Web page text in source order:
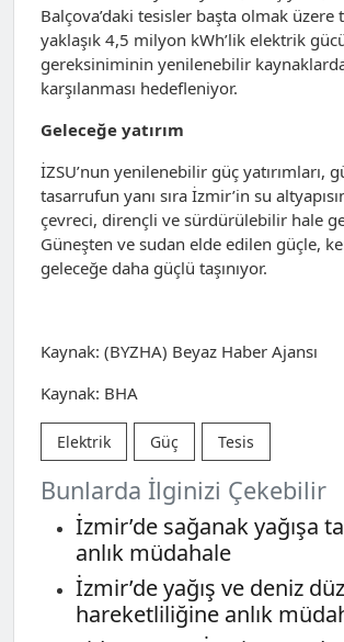
Balçova’daki tesisler başta olmak üzere
yaklaşık 4,5 milyon kWh’lik elektrik
gereksiniminin yenilenebilir
karşılanması hedefleniyor.
Geleceğe yatırım
İZSU’nun yenilenebilir güç yatırımları,
tasarrufun yanı sıra İzmir’in su
çevreci, dirençli ve sürdürülebilir hale
Güneşten ve sudan elde edilen güçle,
geleceğe daha güçlü taşınıyor.
Kaynak: (BYZHA) Beyaz Haber Ajansı
Kaynak: BHA
Elektrik Güç Tesis
Bunlarda İlginizi Çekebilir
İzmir’de sağanak yağışa
anlık müdahale
İzmir’de yağış ve deniz
hareketliliğine anlık